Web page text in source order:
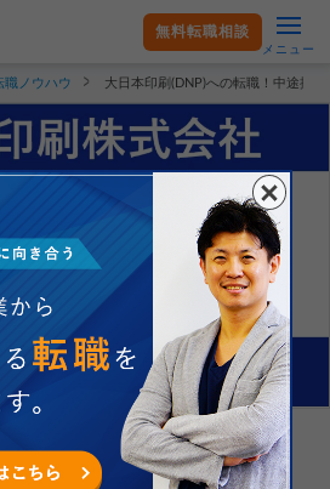
無料転職相談
メニュー
職ノウハウ 大日本印刷(DNP)への転職！中途採
転職！中途採用の難易
！